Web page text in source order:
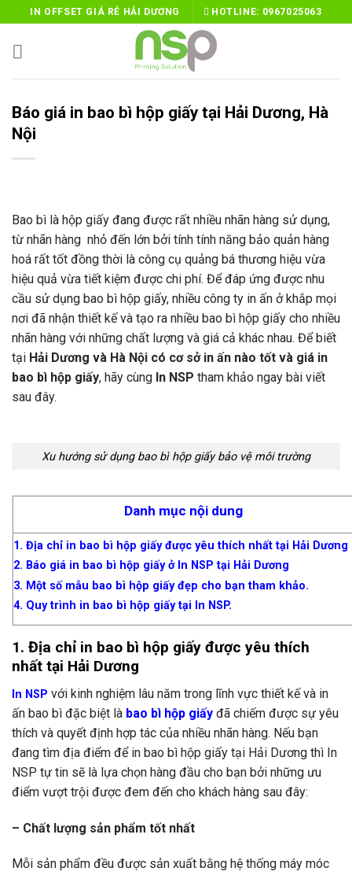
to
content
IN OFFSET GIÁ RẺ HẢI DƯƠNG HOTLINE: 0967025063
Báo giá in bao bì hộp giấy tại Hải Dương, Hà
Nội
Bao bì là hộp giấy đang được rất nhiều nhãn hàng sử dụng,
từ nhãn hàng nhỏ đến lớn bởi tính tính năng bảo quản hàng
hoá rất tốt đồng thời là công cụ quảng bá thương hiệu vừa
hiệu quả vừa tiết kiệm được chi phí. Để đáp ứng được nhu
cầu sử dụng bao bì hộp giấy, nhiều công ty in ấn ở khắp mọi
nơi đã nhận thiết kế và tạo ra nhiều bao bì hộp giấy cho nhiều
nhãn hàng với những chất lượng và giá cả khác nhau. Để biết
tại Hải Dương và Hà Nội có cơ sở in ấn nào tốt và giá in
bao bì hộp giấy, hãy cùng In NSP tham khảo ngay bài viết
sau đây.
Xu hướng sử dụng bao bì hộp giấy bảo vệ môi trường
Danh mục nội dung
1. Địa chỉ in bao bì hộp giấy được yêu thích nhất tại Hải Dương
2. Báo giá in bao bì hộp giấy ở In NSP tại Hải Dương
3. Một số mẫu bao bì hộp giấy đẹp cho bạn tham khảo.
4. Quy trình in bao bì hộp giấy tại In NSP.
1. Địa chỉ in bao bì hộp giấy được yêu thích
nhất tại Hải Dương
In NSP với kinh nghiệm lâu năm trong lĩnh vực thiết kế và in
ấn bao bì đặc biệt là bao bì hộp giấy đã chiếm được sự yêu
thích và quyết định hợp tác của nhiều nhãn hàng. Nếu bạn
đang tìm địa điểm để in bao bì hộp giấy tại Hải Dương thì In
NSP tự tin sẽ là lựa chọn hàng đầu cho bạn bởi những ưu
điểm vượt trội được đem đến cho khách hàng sau đây:
– Chất lượng sản phẩm tốt nhất
Mỗi sản phẩm đều được sản xuất bằng hệ thống máy móc